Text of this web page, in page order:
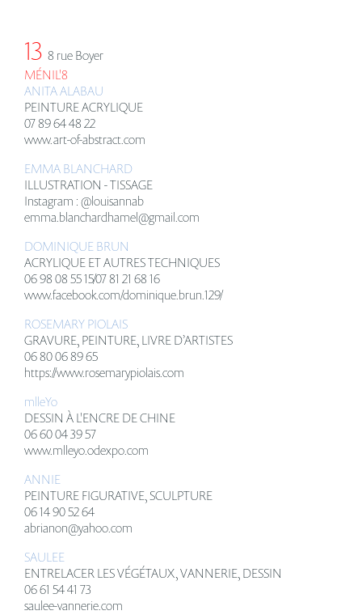
13 8 rue Boyer
MÉNIL'8
ANITA ALABAU
PEINTURE ACRYLIQUE
07 89 64 48 22
www.art-of-abstract.com
EMMA BLANCHARD
ILLUSTRATION - TISSAGE
Instagram : @louisannab
emma.blanchardhamel@gmail.com
DOMINIQUE BRUN
ACRYLIQUE ET AUTRES TECHNIQUES
06 98 08 55 15/07 81 21 68 16
www.facebook.com/dominique.brun.129/
ROSEMARY PIOLAIS
GRAVURE, PEINTURE, LIVRE D’ARTISTES
06 80 06 89 65
https://www.rosemarypiolais.com
mlleYo
DESSIN À L'ENCRE DE CHINE
06 60 04 39 57
www.mlleyo.odexpo.com
ANNIE
PEINTURE FIGURATIVE, SCULPTURE
06 14 90 52 64
abrianon@yahoo.com
SAULEE
ENTRELACER LES VÉGÉTAUX, VANNERIE, DESSIN
06 61 54 41 73
saulee-vannerie.com